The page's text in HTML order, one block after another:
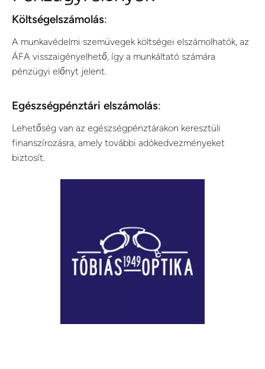
Költségelszámolás:
A munkavédelmi szemüvegek költségei elszámolhatók, az
ÁFA visszaigényelhető, így a munkáltató számára
pénzügyi előnyt jelent.
Egészségpénztári elszámolás:
Lehetőség van az egészségpénztárakon keresztüli
finanszírozásra, amely további adókedvezményeket
biztosít.